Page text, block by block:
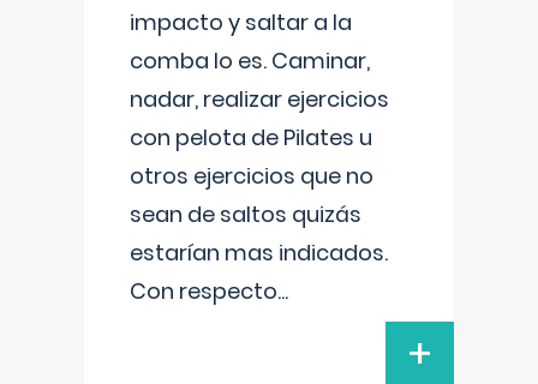
impacto y saltar a la
comba lo es. Caminar,
nadar, realizar ejercicios
con pelota de Pilates u
otros ejercicios que no
sean de saltos quizás
estarían mas indicados.
Con respecto...
+